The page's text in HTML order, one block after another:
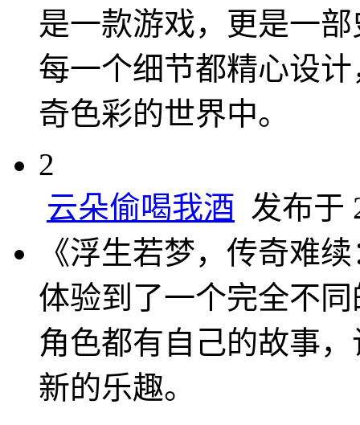
是一款游戏，更是一
每一个细节都精心设
奇色彩的世界中。
2
云朵偷喝我酒 发布于
《浮生若梦，传奇难
体验到了一个完全不
角色都有自己的故事
新的乐趣。